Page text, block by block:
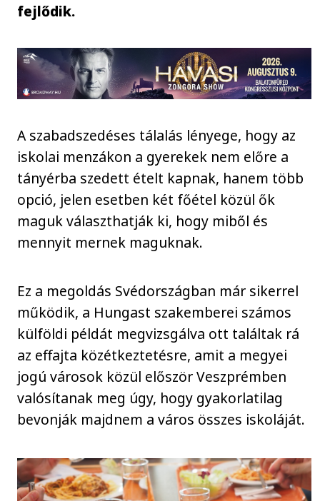
fejlődik.
A szabadszedéses tálalás lényege, hogy az
iskolai menzákon a gyerekek nem előre a
tányérba szedett ételt kapnak, hanem több
opció, jelen esetben két főétel közül ők
maguk választhatják ki, hogy miből és
mennyit mernek maguknak.
Ez a megoldás Svédországban már sikerrel
működik, a Hungast szakemberei számos
külföldi példát megvizsgálva ott találtak rá
az effajta közétkeztetésre, amit a megyei
jogú városok közül először Veszprémben
valósítanak meg úgy, hogy gyakorlatilag
bevonják majdnem a város összes iskoláját.